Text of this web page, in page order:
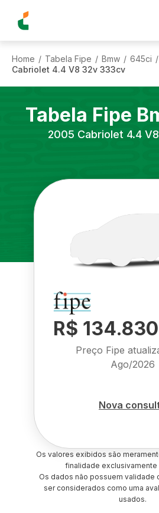
Home / Tabela Fipe / Bmw / 645ci /
Cabriolet 4.4 V8 32v 333cv
Tabela Fipe
2005 Cabriolet 4.4
R$ 134.830
Preço Fipe
Ago/2026
Nova
Os valores exibidos são
finalidade exclusivamente
Os dados não possuem validade
ser considerados como uma
usados.